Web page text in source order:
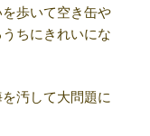
歩いて空き缶や
ちにきれいにな
汚して大問題に